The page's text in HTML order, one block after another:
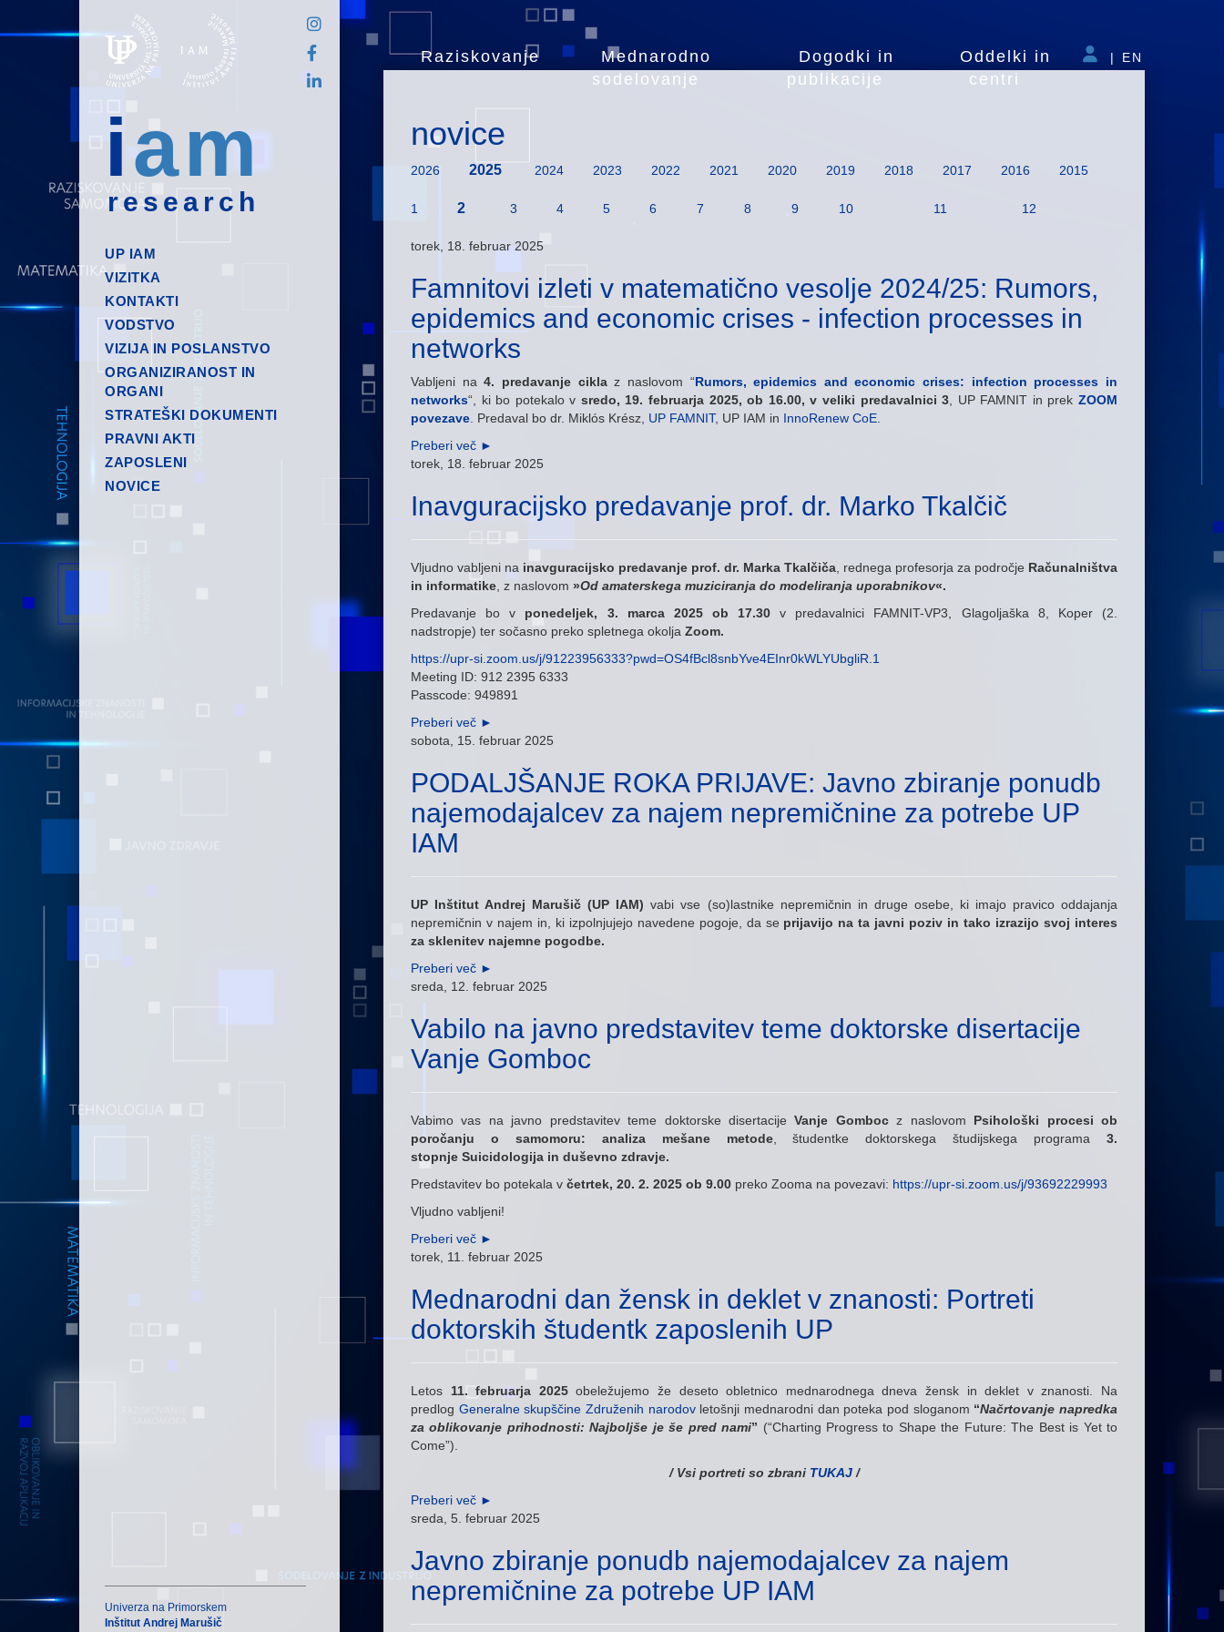
iam
research
Raziskovanje
Mednarodno
sodelovanje
Dogodki in
publikacije
Oddelki in
centri
| EN
UP IAM
VIZITKA
KONTAKTI
VODSTVO
VIZIJA IN POSLANSTVO
ORGANIZIRANOST IN
ORGANI
STRATEŠKI DOKUMENTI
PRAVNI AKTI
ZAPOSLENI
NOVICE
novice
2026 2025 2024 2023 2022 2021 2020 2019 2018 2017 2016 2015
1 2 3 4 5 6 7 8 9 10 11 12
torek, 18. februar 2025
Famnitovi izleti v matematično vesolje 2024/25: Rumors,
epidemics and economic crises - infection processes in
networks
Vabljeni na4. predavanje ciklaz naslovom “Rumors, epidemics and economic crises: infection processes in
networks“, ki bo potekalo v sredo, 19. februarja 2025, ob 16.00, v veliki predavalnici 3 , UP FAMNIT in prekZOOM
povezave . Predaval bo dr. Miklós Krész, UP FAMNIT, UP IAM in InnoRenew CoE
Preberi več ►
torek, 18. februar 2025
Inavguracijsko predavanje prof. dr. Marko Tkalčič
Vljudno vabljeni na inavguracijsko predavanje prof. dr. Marka Tkalčiča , rednega profesorja za področje Računalništva
in informatike , z naslovom »Od amaterskega muziciranja do modeliranja uporabnikov«.
Predavanje bo v ponedeljek, 3. marca 2025 ob 17.30v predavalnici FAMNIT-VP3, Glagoljaška 8, Koper (2.
nadstropje) ter sočasno preko spletnega okolja Zoom.
https://upr-si.zoom.us/j/91223956333?pwd=OS4fBcl8snbYve4EInr0kWLYUbgliR.1
Meeting ID: 912 2395 6333
Passcode: 949891
Preberi več ►
sobota, 15. februar 2025
PODALJŠANJE ROKA PRIJAVE: Javno zbiranje ponudb
najemodajalcev za najem nepremičnine za potrebe UP
IAM
UP Inštitut Andrej Marušič (UP IAM) vabi vse (so)lastnike nepremičnin in druge osebe, ki imajo pravico oddajanja
nepremičnin v najem in, ki izpolnjujejo navedene pogoje, da se prijavijo na ta javni poziv in tako izrazijo svoj interes
za sklenitev najemne pogodbe.
Preberi več ►
sreda, 12. februar 2025
Vabilo na javno predstavitev teme doktorske disertacije
Vanje Gomboc
Vabimo vas na javno predstavitev teme doktorske disertacijeVanje Gombocz naslovom Psihološki procesi ob
poročanju o samomoru: analiza mešane metode, študentke doktorskega študijskega programa 3.
stopnje Suicidologija in duševno zdravje.
Predstavitev bo potekala v četrtek, 20. 2. 2025 ob 9.00 preko Zooma na povezavi: https://upr-si.zoom.us/j/93692229993
Vljudno vabljeni!
Preberi več ►
torek, 11. februar 2025
Mednarodni dan žensk in deklet v znanosti: Portreti
doktorskih študentk zaposlenih UP
Letos 11. februarja 2025obeležujemo že deseto obletnico mednarodnega dneva žensk in deklet v znanosti. Na
predlog Generalne skupščine Združenih narodovletošnji mednarodni dan poteka pod sloganom “Načrtovanje napredka
za oblikovanje prihodnosti: Najboljše je še pred nami” (“Charting Progress to Shape the Future: The Best is Yet to
Come”).
/ Vsi portreti so zbrani TUKAJ /
Preberi več ►
sreda, 5. februar 2025
Javno zbiranje ponudb najemodajalcev za najem
nepremičnine za potrebe UP IAM
Univerza na Primorskem
Inštitut Andrej Marušič